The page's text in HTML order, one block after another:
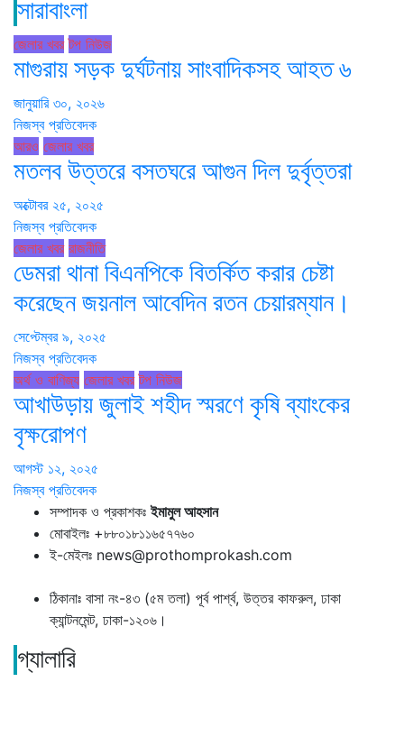
সারাবাংলা
জেলার খবর টপ নিউজ
মাগুরায় সড়ক দুর্ঘটনায় সাংবাদিকসহ আহত ৬
জানুয়ারি ৩০, ২০২৬
নিজস্ব প্রতিবেদক
আরও জেলার খবর
মতলব উত্তরে বসতঘরে আগুন দিল দুর্বৃত্তরা
অক্টোবর ২৫, ২০২৫
নিজস্ব প্রতিবেদক
জেলার খবর রাজনীতি
ডেমরা থানা বিএনপিকে বিতর্কিত করার চেষ্টা
করেছেন জয়নাল আবেদিন রতন চেয়ারম্যান।
সেপ্টেম্বর ৯, ২০২৫
নিজস্ব প্রতিবেদক
অর্থ ও বাণিজ্য জেলার খবর টপ নিউজ
আখাউড়ায় জুলাই শহীদ স্মরণে কৃষি ব্যাংকের
বৃক্ষরোপণ
আগস্ট ১২, ২০২৫
নিজস্ব প্রতিবেদক
সম্পাদক ও প্রকাশকঃইমামুল আহসান
মোবাইলঃ +৮৮০১৮১১৬৫৭৭৬০
ই-মেইলঃ news@prothomprokash.com
ঠিকানাঃ বাসা নং-৪৩ (৫ম তলা) পূর্ব পার্শ্ব, উত্তর কাফরুল, ঢাকা
ক্যান্টনমেন্ট, ঢাকা-১২০৬।
গ্যালারি